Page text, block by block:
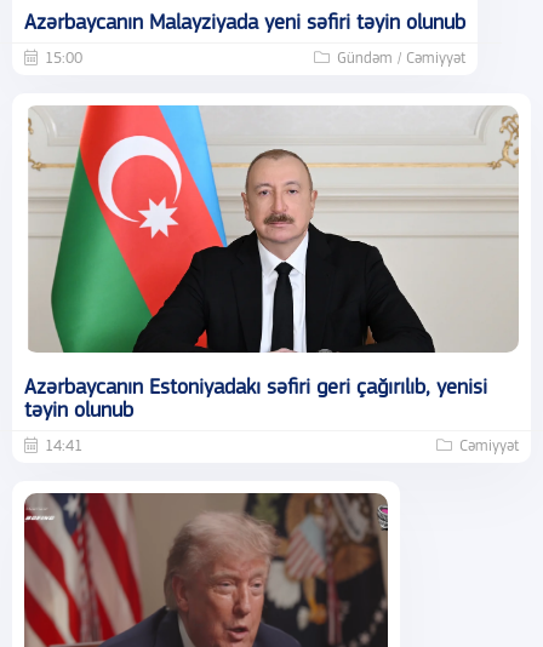
Azərbaycanın Malayziyada yeni səfiri təyin olunub
15:00 Gündəm / Cəmiyyət
Azərbaycanın Estoniyadakı səfiri geri çağırılıb, yenisi
təyin olunub
14:41 Cəmiyyət